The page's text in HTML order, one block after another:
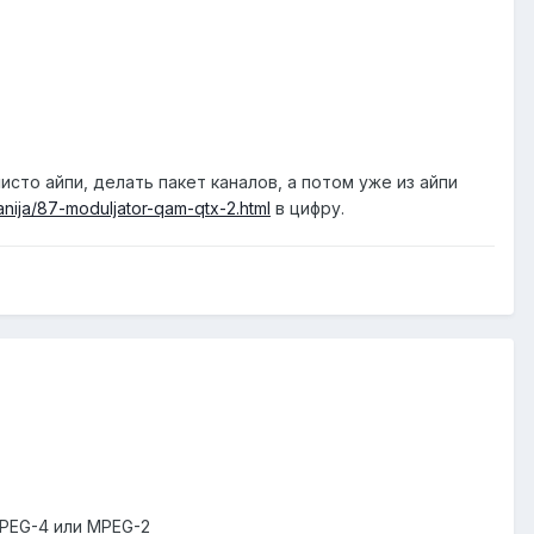
айпи, делать пакет каналов, а потом уже из айпи
87-moduljator-qam-qtx-2.html в цифру.
4 или MPEG-2